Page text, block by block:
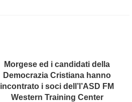
Morgese ed i candidati della
Democrazia Cristiana hanno
incontrato i soci dell’l’ASD FM
Western Training Center